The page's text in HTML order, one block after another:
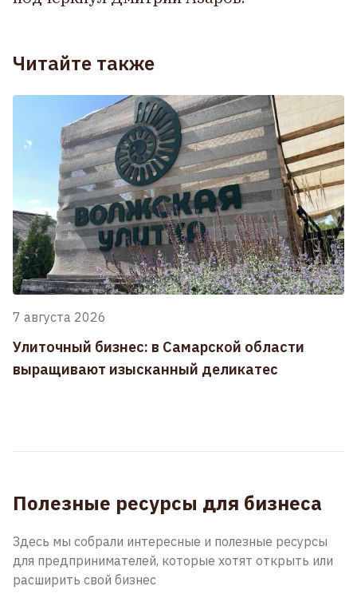
Читайте также
7 августа 2026
Улиточный бизнес: в Самарской области
выращивают изысканный деликатес
Полезные ресурсы для бизнеса
Здесь мы собрали интересные и полезные ресурсы
для предпринимателей, которые хотят открыть или
расширить свой бизнес